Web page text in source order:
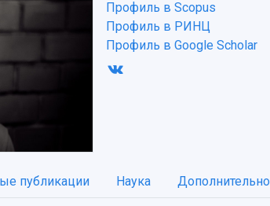
Профиль в Scopus
Профиль в РИНЦ
Профиль в Google Scholar
публикации Наука Дополнительно